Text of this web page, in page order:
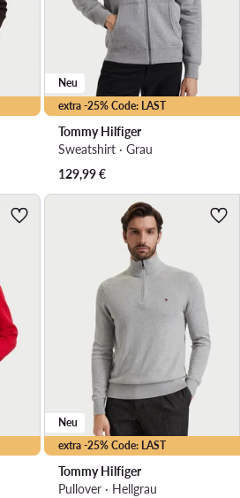
extra -25% Code: LAST
Neu
Tommy Hilfiger
Sweatshirt · Grau
129,99€
extra -25% Code: LAST
Neu
Tommy Hilfiger
Pullover · Hellgrau